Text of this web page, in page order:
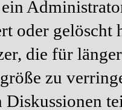
ein
oder gelöscht
die für
zu
Diskussionen